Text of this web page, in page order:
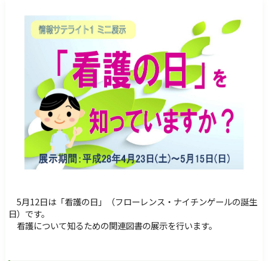
背景色指定
ふりがな
表示
読み上げ
障害のある方へ
交通・アクセス
サイトマップ
Foreign Language
5月12日は「看護の日」（フローレンス・ナイチンゲールの誕生
日）です。
看護について知るための関連図書の展示を行います。